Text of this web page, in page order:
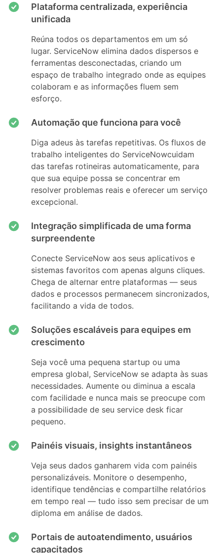
Plataforma centralizada, experiência
unificada
Reúna todos os departamentos em um só
lugar. ServiceNow elimina dados dispersos e
ferramentas desconectadas, criando um
espaço de trabalho integrado onde as equipes
colaboram e as informações fluem sem
esforço.
Automação que funciona para você
Diga adeus às tarefas repetitivas. Os fluxos de
trabalho inteligentes do ServiceNowcuidam
das tarefas rotineiras automaticamente, para
que sua equipe possa se concentrar em
resolver problemas reais e oferecer um serviço
excepcional.
Integração simplificada de uma forma
surpreendente
Conecte ServiceNow aos seus aplicativos e
sistemas favoritos com apenas alguns cliques.
Chega de alternar entre plataformas — seus
dados e processos permanecem sincronizados,
facilitando a vida de todos.
Soluções escaláveis ​​para equipes em
crescimento
Seja você uma pequena startup ou uma
empresa global, ServiceNow se adapta às suas
necessidades. Aumente ou diminua a escala
com facilidade e nunca mais se preocupe com
a possibilidade de seu service desk ficar
pequeno.
Painéis visuais, insights instantâneos
Veja seus dados ganharem vida com painéis
personalizáveis. Monitore o desempenho,
identifique tendências e compartilhe relatórios
em tempo real — tudo isso sem precisar de um
diploma em análise de dados.
Portais de autoatendimento, usuários
capacitados